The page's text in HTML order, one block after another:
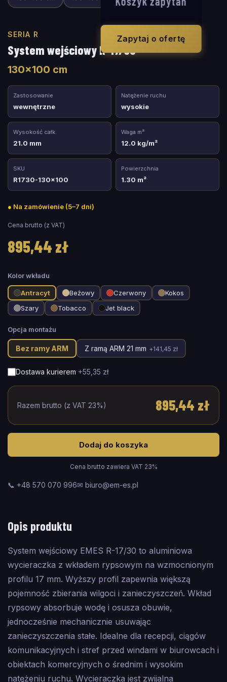
Zapytaj o ofertę
SERIA R
System wejściowy R-17/30
130×100 cm
Zastosowanie
wewnętrzne
Natężenie ruchu
wysokie
Wysokość całk.
21.0 mm
Waga m²
12.0 kg/m²
SKU
R1730-130x100
Powierzchnia
1.30 m²
● Na zamówienie (5–7 dni)
Cena brutto (z VAT)
895,44 zł
Kolor wkładu
Antracyt Beżowy Czerwony
Kokos
Szary
Tobacco Jet black
Opcja montażu
Bez ramy ARM Z ramą ARM 21 mm +141,45 zł
Dostawa kurierem +55,35 zł
Razem brutto (z VAT 23%) 895,44 zł
Dodaj do koszyka
Cena brutto zawiera VAT 23%
📞 +48 570 070 996✉ biuro@em-es.pl
Opis produktu
System wejściowy EMES R-17/30 to aluminiowa
wycieraczka z wkładem rypsowym na wzmocnionym
profilu 17 mm. Wyższy profil zapewnia większą
pojemność zbierania wilgoci i zanieczyszczeń. Wkład
rypsowy absorbuje wodę i osusza obuwie,
jednocześnie mechanicznie usuwając
zanieczyszczenia stałe. Idealne dla recepcji, ciągów
komunikacyjnych i stref przed windami w biurowcach i
obiektach komercyjnych o średnim i wysokim
natężeniu ruchu. Wycieraczka jest zwijalna